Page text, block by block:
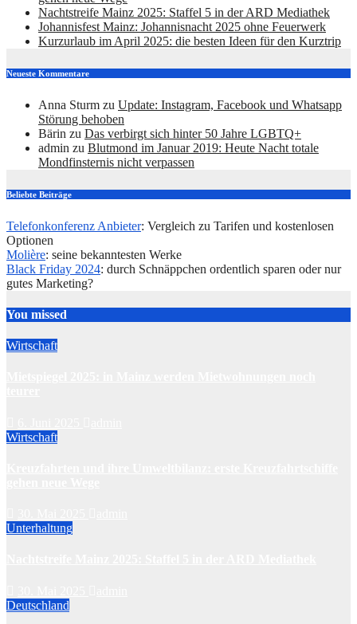
Nachtstreife Mainz 2025: Staffel 5 in der ARD Mediathek
Johannisfest Mainz: Johannisnacht 2025 ohne Feuerwerk
Kurzurlaub im April 2025: die besten Ideen für den Kurztrip
Neueste Kommentare
Anna Sturm zu Update: Instagram, Facebook und Whatsapp
Störung behoben
Bärin zu Das verbirgt sich hinter 50 Jahre LGBTQ+
admin zu Blutmond im Januar 2019: Heute Nacht totale
Mondfinsternis nicht verpassen
Beliebte Beiträge
Telefonkonferenz Anbieter: Vergleich zu Tarifen und kostenlosen
Optionen
Molière: seine bekanntesten Werke
Black Friday 2024: durch Schnäppchen ordentlich sparen oder nur
gutes Marketing?
You missed
Wirtschaft
Wirtschaft
Unterhaltung
Deutschland